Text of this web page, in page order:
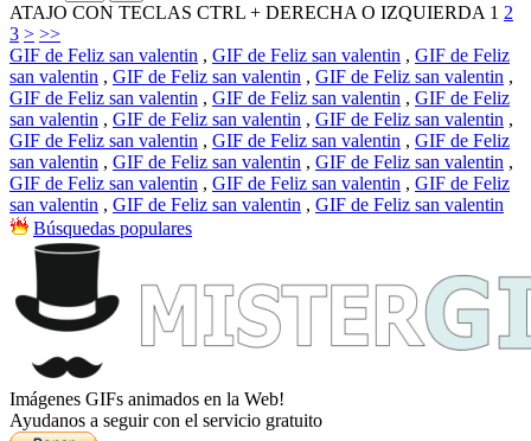
ATAJO CON TECLAS CTRL + DERECHA O IZQUIERDA 1 2
3 > >>
GIF de Feliz san valentin , GIF de Feliz san valentin , GIF de Feliz
san valentin , GIF de Feliz san valentin , GIF de Feliz san valentin ,
GIF de Feliz san valentin , GIF de Feliz san valentin , GIF de Feliz
san valentin , GIF de Feliz san valentin , GIF de Feliz san valentin ,
GIF de Feliz san valentin , GIF de Feliz san valentin , GIF de Feliz
san valentin , GIF de Feliz san valentin , GIF de Feliz san valentin ,
GIF de Feliz san valentin , GIF de Feliz san valentin , GIF de Feliz
san valentin , GIF de Feliz san valentin , GIF de Feliz san valentin
Búsquedas populares
Imágenes GIFs animados en la Web!
Ayudanos a seguir con el servicio gratuito